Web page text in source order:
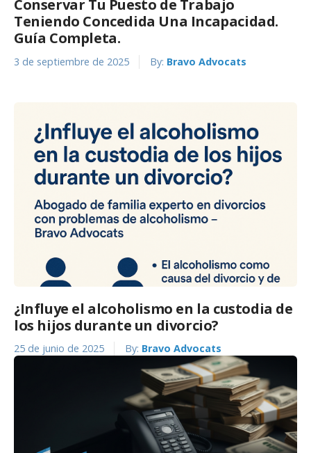
Conservar Tu Puesto de Trabajo
Teniendo Concedida Una Incapacidad.
Guía Completa.
3 de septiembre de 2025 By: Bravo Advocats
¿Influye el alcoholismo en la custodia de
los hijos durante un divorcio?
25 de junio de 2025 By: Bravo Advocats